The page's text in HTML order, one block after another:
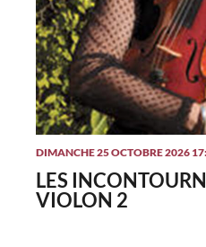
DIMANCHE 25 OCTOBRE 2026
LES
VIOLON 2